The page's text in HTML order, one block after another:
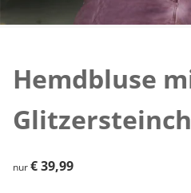
Hemdbluse
€ 39,99
nur€ 39,99